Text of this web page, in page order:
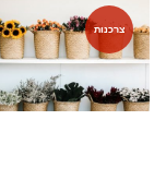
צרכנות